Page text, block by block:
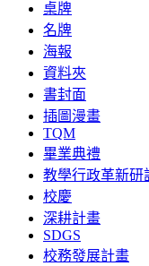
桌牌
名牌
海報
資料夾
書封面
插圖漫畫
TQM
畢業典禮
教學行政革新研
校慶
深耕計畫
SDGS
校務發展計畫